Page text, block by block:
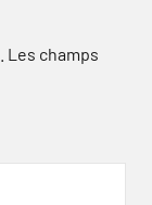
Les champs